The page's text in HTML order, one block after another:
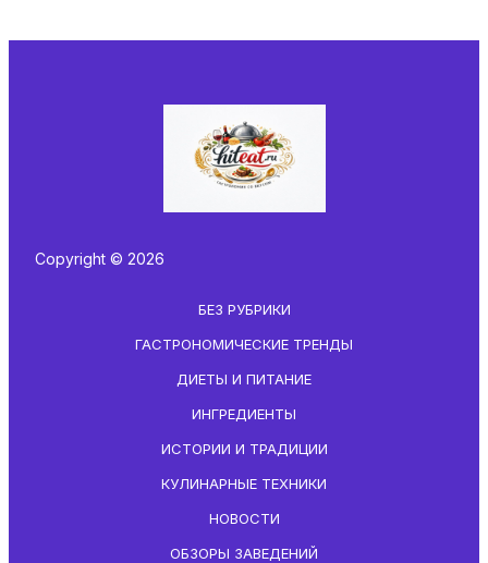
Copyright © 2026
БЕЗ РУБРИКИ
ГАСТРОНОМИЧЕСКИЕ ТРЕНДЫ
ДИЕТЫ И ПИТАНИЕ
ИНГРЕДИЕНТЫ
ИСТОРИИ И ТРАДИЦИИ
КУЛИНАРНЫЕ ТЕХНИКИ
НОВОСТИ
ОБЗОРЫ ЗАВЕДЕНИЙ